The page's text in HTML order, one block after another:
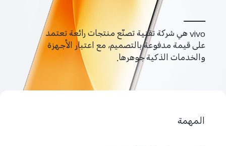
Morocco(AR) | حدد البلد/المنطقة
vivo هي شركة تقنية تصنّع منتجات رائعة تعتمد
على قيمة مدفوعة بالتصميم، مع اعتبار الأجهزة
والخدمات الذكية جوهرها.
المهمة